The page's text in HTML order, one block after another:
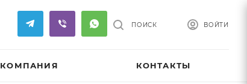
ВОЙТИ
ПОИСК
КОМПАНИЯ КОНТАКТЫ